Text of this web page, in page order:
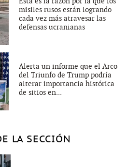
misiles rusos están logrando
cada vez más atravesar las
defensas ucranianas
Alerta un informe que el Arco
del Triunfo de Trump podría
alterar importancia histórica
de sitios en...
LA SECCIÓN